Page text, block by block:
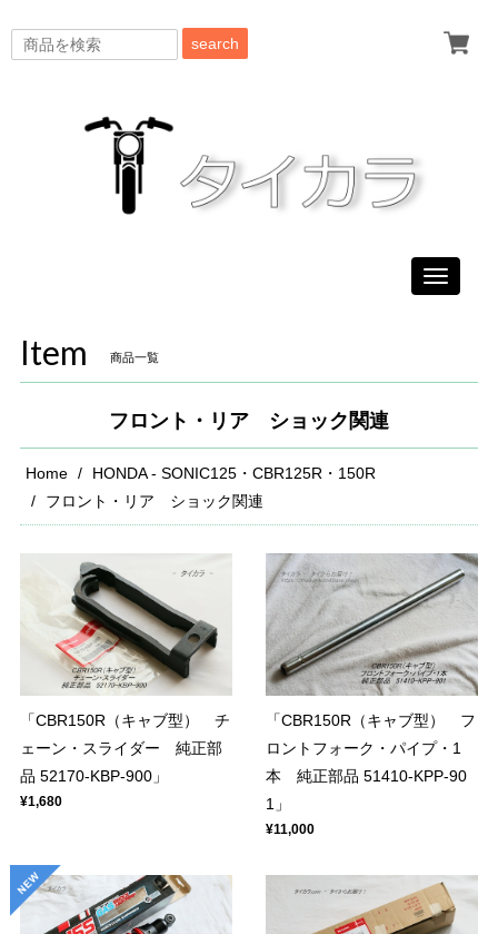
search
Toggle
Item 商品一覧
フロント・リア ショック関連
Home
HONDA - SONIC125・CBR125R・150R
フロント・リア ショック関連
「CBR150R（キャブ型） チ
ェーン・スライダー 純正部
品 52170-KBP-900」
¥1,680
「CBR150R（キャブ型） フ
ロントフォーク・パイプ・1
本 純正部品 51410-KPP-90
1」
¥11,000